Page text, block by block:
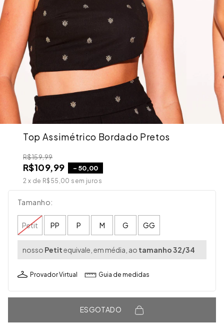
Top Assimétrico Bordado Pretos
R$159,99
R$109,99 - 50,00
2 x de R$55,00 sem juros
Tamanho:
Petit PP P M G GG
nosso Petitequivale, em média, ao tamanho 32/34
Provador Virtual Guia de medidas
ESGOTADO